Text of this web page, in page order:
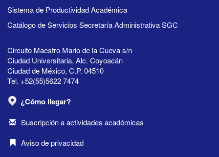
Sistema de Productividad Académica
Catálogo de Servicios Secretaría Administrativa SGC
Circuito Maestro Mario de la Cueva s/n
Ciudad Universitaria, Alc. Coyoacán
Ciudad de México, C.P. 04510
Tel. +52(55)5622 7474
¿Cómo llegar?
Suscripción a actividades académicas
Aviso de privacidad